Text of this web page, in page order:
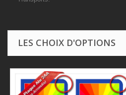
LES CHOIX D'OPTIONS